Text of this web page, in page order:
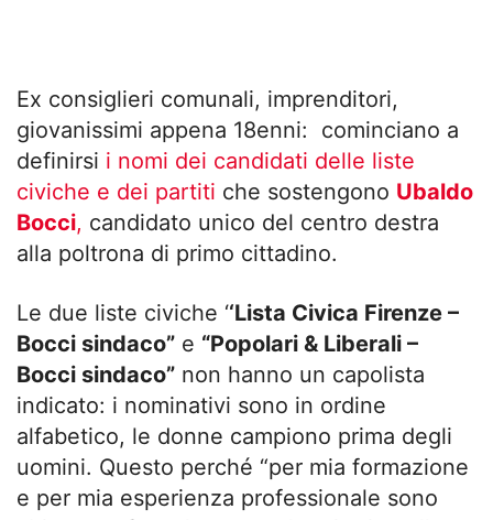
Ex consiglieri comunali, imprenditori,
giovanissimi appena 18enni: cominciano a
definirsi i nomi dei candidati delle liste
civiche e dei partiti che sostengono Ubaldo
Bocci, candidato unico del centro destra
alla poltrona di primo cittadino.
Le due liste civiche ‘‘Lista Civica Firenze –
Bocci sindaco” e “Popolari & Liberali –
Bocci sindaco” non hanno un capolista
indicato: i nominativi sono in ordine
alfabetico, le donne campiono prima degli
uomini. Questo perché “per mia formazione
e per mia esperienza professionale sono